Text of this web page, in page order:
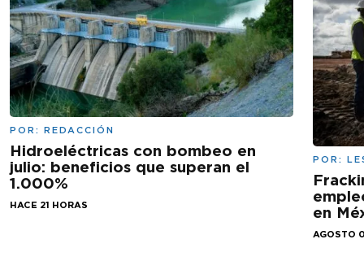
POR: REDACCIÓN
Hidroeléctricas con bombeo en
julio: beneficios que superan el
1.000%
HACE 21 HORAS
POR:
en
AGOSTO